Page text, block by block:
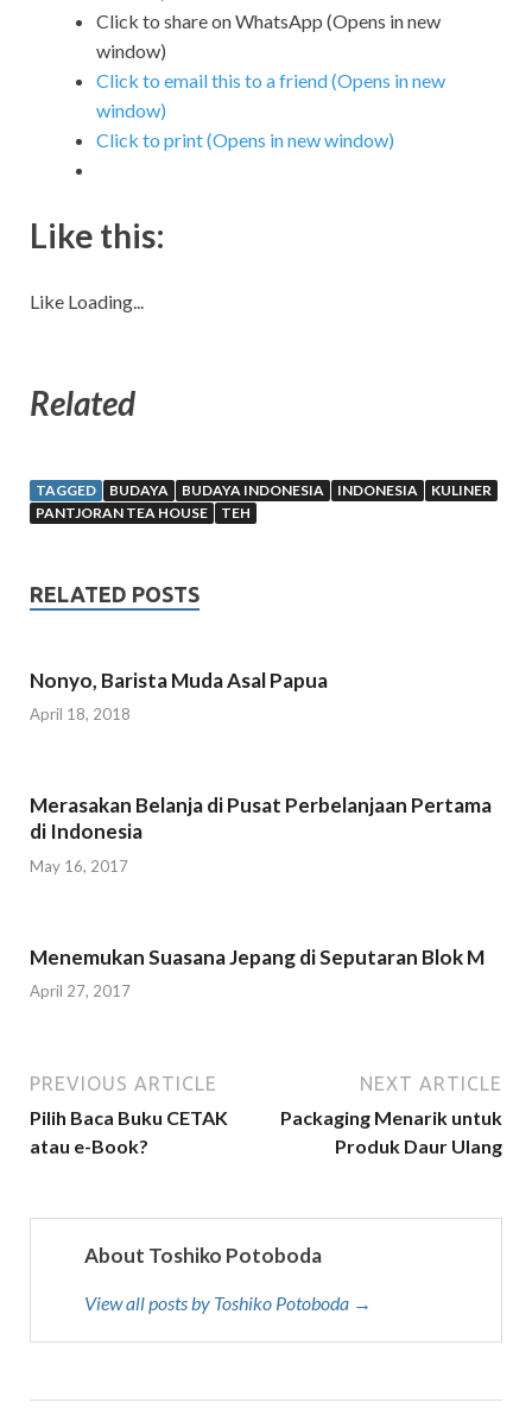
Click to share on WhatsApp (Opens in new
window)
Click to email this to a friend (Opens in new
window)
Click to print (Opens in new window)
Like this:
Like Loading...
Related
TAGGED BUDAYA BUDAYA INDONESIA INDONESIA
KULINER
PANTJORAN TEA HOUSE
TEH
RELATED POSTS
Nonyo, Barista Muda Asal Papua
April 18, 2018
Merasakan Belanja di Pusat Perbelanjaan Pertama
di Indonesia
May 16, 2017
Menemukan Suasana Jepang di Seputaran Blok M
April 27, 2017
PREVIOUS ARTICLE
Pilih Baca Buku CETAK
atau e-Book?
NEXT ARTICLE
Packaging Menarik untuk
Produk Daur Ulang
About Toshiko Potoboda
View all posts by Toshiko Potoboda →